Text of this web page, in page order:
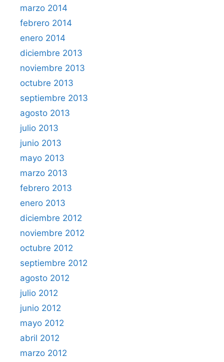
marzo 2014
febrero 2014
enero 2014
diciembre 2013
noviembre 2013
octubre 2013
septiembre 2013
agosto 2013
julio 2013
junio 2013
mayo 2013
marzo 2013
febrero 2013
enero 2013
diciembre 2012
noviembre 2012
octubre 2012
septiembre 2012
agosto 2012
julio 2012
junio 2012
mayo 2012
abril 2012
marzo 2012